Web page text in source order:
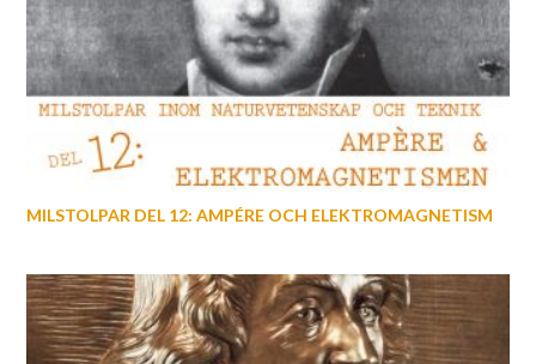
MILSTOLPAR DEL 12: AMPÉRE OCH ELEKTROMAGNETISM